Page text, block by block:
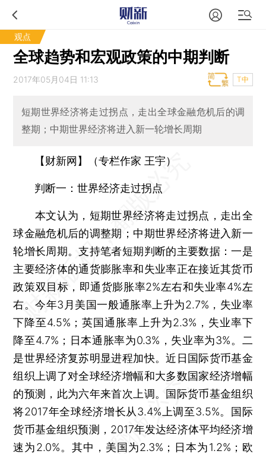
观点
全球趋势和宏观政策的中期判断
2017年05月04日 11:13 T中
短期世界经济将走过拐点，走出全球金融危机后的调
整期；中期世界经济将进入新一轮增长周期
【财新网】（专栏作家 王宇）
判断一：世界经济走过拐点
本文认为，短期世界经济将走过拐点，走出全
球金融危机后的调整期；中期世界经济将进入新一
轮增长周期。支持笔者短期判断的主要数据：一是
主要经济体的通货膨胀率和失业率正在接近其货币
政策双目标，即通货膨胀率2%左右和失业率4%左
右。今年3月美国一般通胀率上升为2.7%，失业率
下降至4.5%；英国通胀率上升为2.3%，失业率下
降至4.7%；日本通胀率为0.3%，失业率为3%。二
是世界经济复苏明显进程加快。近日国际货币基金
组织上调了对全球经济增幅和大多数国家经济增幅
的预测，此为六年来首次上调。国际货币基金组织
将2017年全球经济增长从3.4%上调至3.5%。国际
货币基金组织预测，2017年发达经济体平均经济增
速为2.0%。其中，美国为2.3%；日本为1.2%；欧